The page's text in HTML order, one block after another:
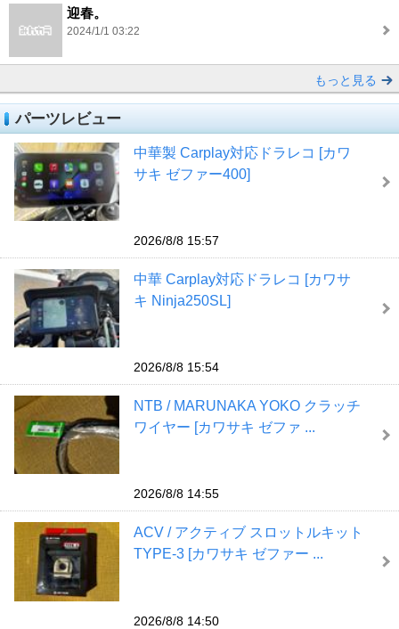
迎春。
2024/1/1 03:22
もっと見る
パーツレビュー
中華製 Carplay対応ドラレコ [カワ
サキ ゼファー400]
2026/8/8 15:57
中華 Carplay対応ドラレコ [カワサ
キ Ninja250SL]
2026/8/8 15:54
NTB / MARUNAKA YOKO クラッチ
ワイヤー [カワサキ ゼファ ...
2026/8/8 14:55
ACV / アクティブ スロットルキット
TYPE-3 [カワサキ ゼファー ...
2026/8/8 14:50